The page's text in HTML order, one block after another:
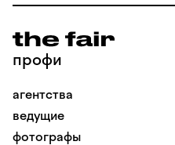
профи
агентства
ведущие
фотографы